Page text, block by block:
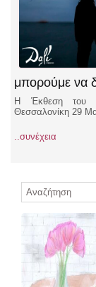
μπορούμε
Η Έκθεση του
Θεσσαλονίκη 29
..συνέχεια